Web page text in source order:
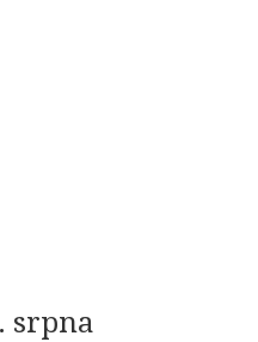
srpna